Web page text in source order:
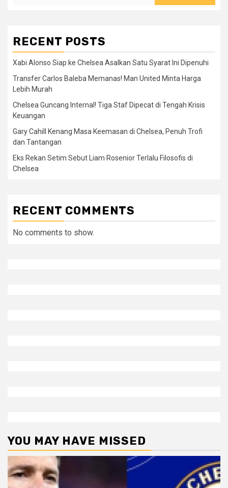
RECENT POSTS
Xabi Alonso Siap ke Chelsea Asalkan Satu Syarat Ini Dipenuhi
Transfer Carlos Baleba Memanas! Man United Minta Harga
Lebih Murah
Chelsea Guncang Internal! Tiga Staf Dipecat di Tengah Krisis
Keuangan
Gary Cahill Kenang Masa Keemasan di Chelsea, Penuh Trofi
dan Tantangan
Eks Rekan Setim Sebut Liam Rosenior Terlalu Filosofis di
Chelsea
RECENT COMMENTS
No comments to show.
YOU MAY HAVE MISSED